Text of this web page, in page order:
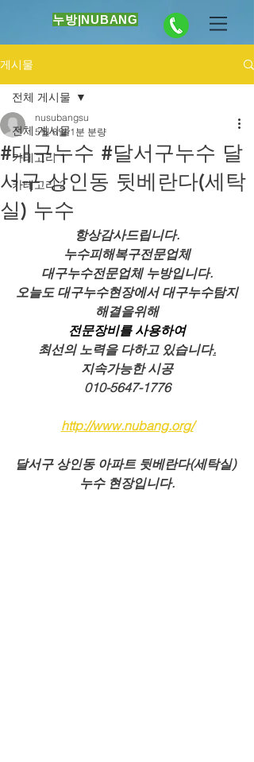
누방|NUBANG
게시물
전체 게시물
카테고리 1
카테고리 2
전체 게시물
#대구누수 #달서구누수 달
서구 상인동 뒷베란다(세탁
실) 누수
nusubangsu
5월 8일 1분 분량
항상감사드립니다.
누수피해복구전문업체
대구누수전문업체 누방입니다.
오늘도 대구누수현장에서 대구누수탐지
해결을위해
전문장비를 사용하여
최선의 노력을 다하고 있습니다.
지속가능한 시공
010-5647-1776
http://www.nubang.org/
달서구 상인동 아파트 뒷베란다(세탁실)
누수 현장입니다.